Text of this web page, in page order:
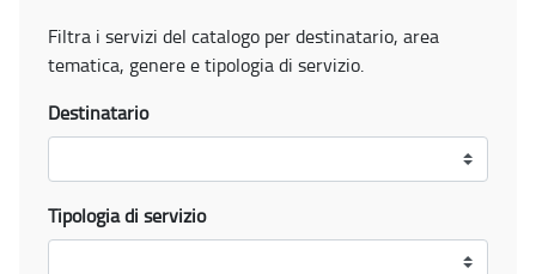
Filtra i servizi del catalogo per destinatario, area
tematica, genere e tipologia di servizio.
Destinatario
Tipologia di servizio